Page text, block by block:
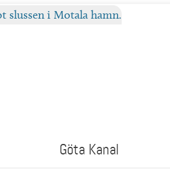
Göta Kanal